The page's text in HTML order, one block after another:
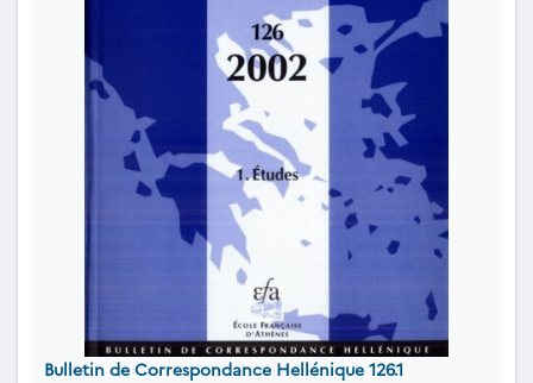
Bulletin de Correspondance Hellénique 126.1